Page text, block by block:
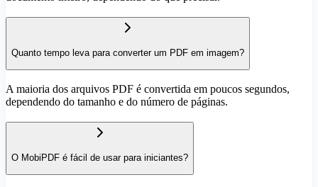
Quanto tempo leva para converter um PDF em imagem?
A maioria dos arquivos PDF é convertida em poucos segundos,
dependendo do tamanho e do número de páginas.
O MobiPDF é fácil de usar para iniciantes?